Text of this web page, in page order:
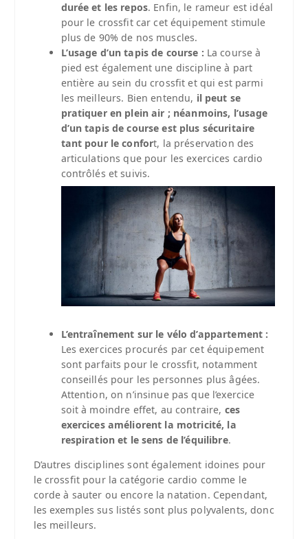
durée et les repos. Enfin, le rameur est idéal
pour le crossfit car cet équipement stimule
plus de 90% de nos muscles.
L’usage d’un tapis de course : La course à
pied est également une discipline à part
entière au sein du crossfit et qui est parmi
les meilleurs. Bien entendu, il peut se
pratiquer en plein air ; néanmoins, l’usage
d’un tapis de course est plus sécuritaire
tant pour le confort, la préservation des
articulations que pour les exercices cardio
contrôlés et suivis.
L’entraînement sur le vélo d’appartement :
Les exercices procurés par cet équipement
sont parfaits pour le crossfit, notamment
conseillés pour les personnes plus âgées.
Attention, on n’insinue pas que l’exercice
soit à moindre effet, au contraire, ces
exercices améliorent la motricité, la
respiration et le sens de l’équilibre.
D’autres disciplines sont également idoines pour
le crossfit pour la catégorie cardio comme le
corde à sauter ou encore la natation. Cependant,
les exemples sus listés sont plus polyvalents, donc
les meilleurs.